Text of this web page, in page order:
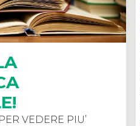
VEDERE PIU’